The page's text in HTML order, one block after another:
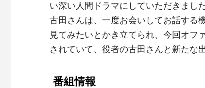
い深い人間ドラマにしていただきまし
古田さんは、一度お会いしてお話する
見てみたいとかき立てられ、今回オフ
されていて、役者の古田さんと新たな
番組情報